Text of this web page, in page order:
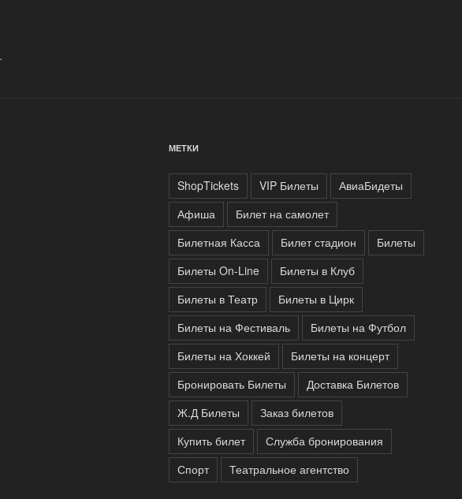
.
МЕТКИ
ShopTickets VIP Билеты
АвиаБидеты
Афиша
Билет на самолет
Билетная Касса
Билет стадион
Билеты
Билеты On-Line
Билеты в Клуб
Билеты в Театр
Билеты в Цирк
Билеты на Фестиваль
Билеты на Футбол
Билеты на Хоккей
Билеты на концерт
Бронировать Билеты
Доставка Билетов
Ж.Д Билеты
Заказ билетов
Купить билет
Служба бронирования
Спорт
Театральное агентство